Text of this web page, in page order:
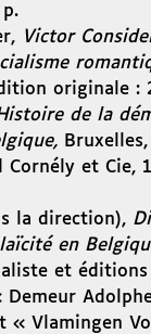
Victor
originale :
de la
Cornély et Cie,
la direction),
en
et éditions
« Vlamingen